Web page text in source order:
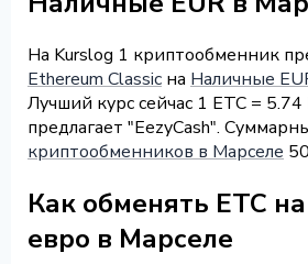
На Kurslog 1 криптообменник
Ethereum Classic на Наличные
Лучший курс сейчас 1 ETC = 5.74
предлагает "EezyCash".
криптообменников в Марселе
Как обменять ETC
евро в Марселе